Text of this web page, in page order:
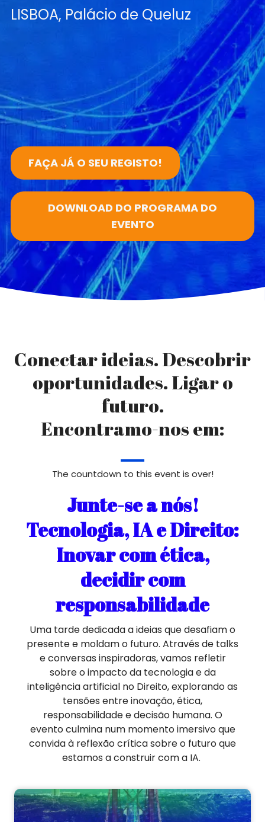
LISBOA, Palácio de Queluz
FAÇA JÁ O SEU REGISTO!
DOWNLOAD DO PROGRAMA DO
EVENTO
Conectar ideias. Descobrir
oportunidades. Ligar o
futuro.
Encontramo-nos em:
The countdown to this event is over!
Junte-se a nós!
Tecnologia, IA e Direito:
Inovar com ética,
decidir com
responsabilidade
Uma tarde dedicada a ideias que desafiam o
presente e moldam o futuro. Através de talks
e conversas inspiradoras, vamos refletir
sobre o impacto da tecnologia e da
inteligência artificial no Direito, explorando as
tensões entre inovação, ética,
responsabilidade e decisão humana. O
evento culmina num momento imersivo que
convida à reflexão crítica sobre o futuro que
estamos a construir com a IA.